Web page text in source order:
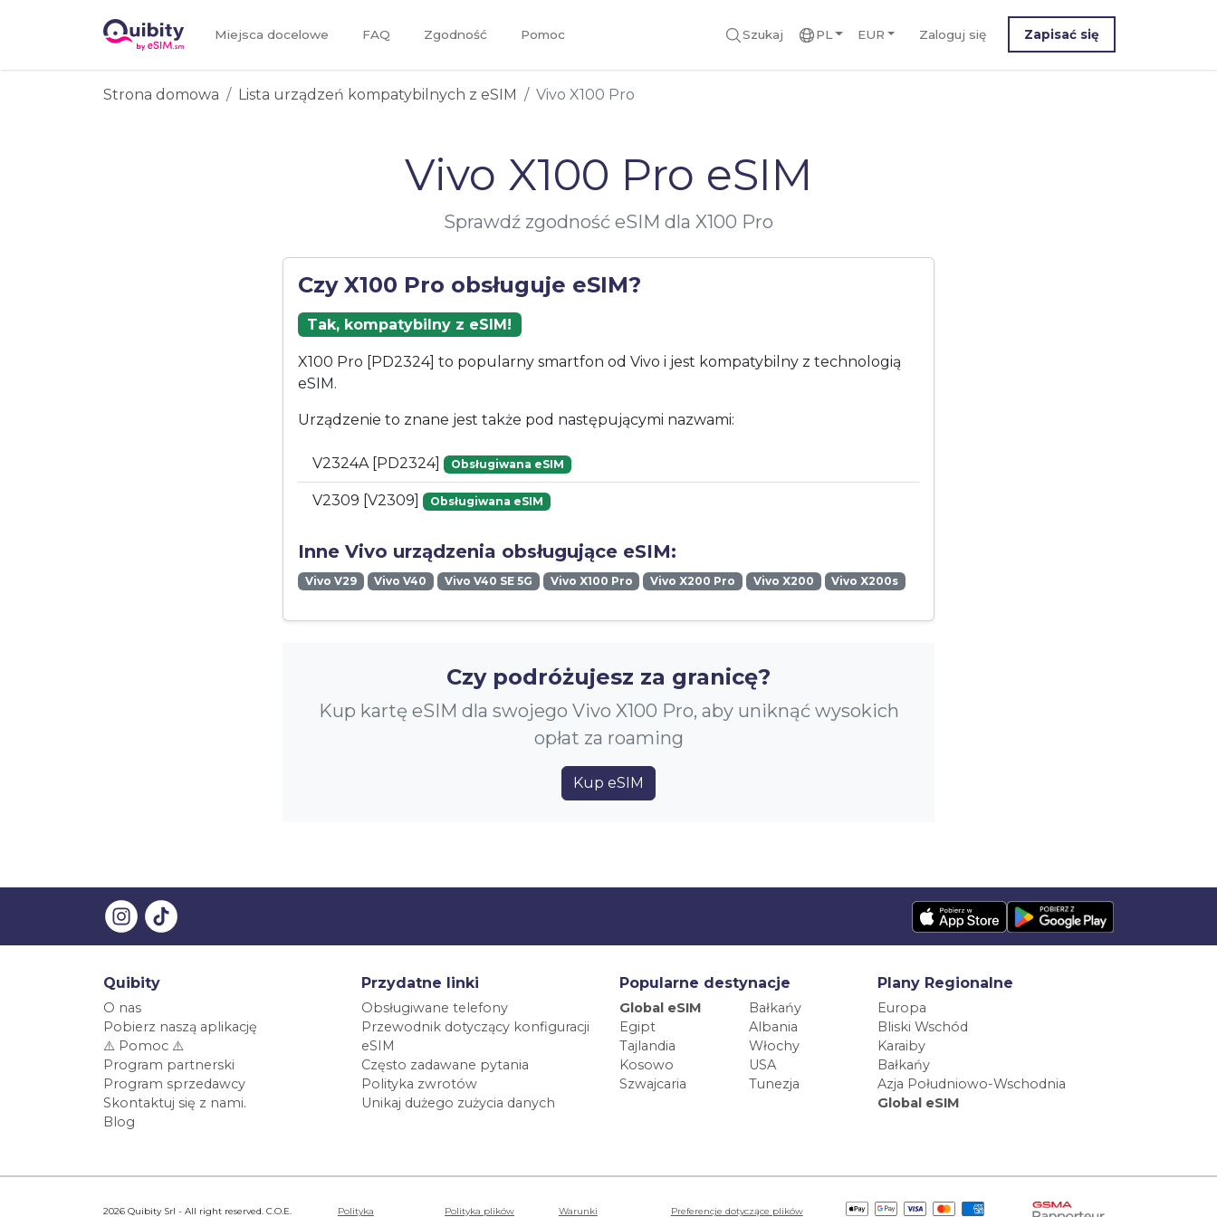
Miejsca docelowe FAQ Zgodność Pomoc Szukaj PL EUR Zaloguj się Zapisać się
Strona domowa Lista urządzeń kompatybilnych z eSIM Vivo X100 Pro
Vivo X100 Pro eSIM
Sprawdź zgodność eSIM dla X100 Pro
Czy X100 Pro obsługuje eSIM?
Tak, kompatybilny z eSIM!
X100 Pro [PD2324] to popularny smartfon od Vivo i jest kompatybilny z technologią
eSIM.
Urządzenie to znane jest także pod następującymi nazwami:
V2324A [PD2324] Obsługiwana eSIM
V2309 [V2309] Obsługiwana eSIM
Inne Vivo urządzenia obsługujące eSIM:
Vivo V29 Vivo V40 Vivo V40 SE 5G Vivo X100 Pro Vivo X200 Pro Vivo X200 Vivo X200s
Czy podróżujesz za granicę?
Kup kartę eSIM dla swojego Vivo X100 Pro, aby uniknąć wysokich
opłat za roaming
Kup eSIM
Quibity
O nas
Pobierz naszą aplikację
⚠️ Pomoc ⚠️
Program partnerski
Program sprzedawcy
Skontaktuj się z nami.
Blog
Przydatne linki
Obsługiwane telefony
Przewodnik dotyczący konfiguracji
eSIM
Często zadawane pytania
Polityka zwrotów
Unikaj dużego zużycia danych
Popularne destynacje
Global eSIM
Bałkańy
Egipt
Albania
Tajlandia
Włochy
Kosowo
USA
Szwajcaria
Tunezja
Plany Regionalne
Europa
Bliski Wschód
Karaiby
Bałkańy
Azja Południowo-Wschodnia
Global eSIM
2026 Quibity Srl - All right reserved. C.O.E. Polityka Polityka plików Warunki Preferencje dotyczące plików